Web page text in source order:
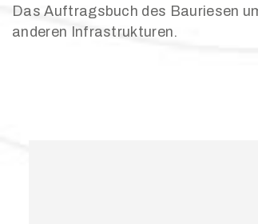
Das Auftragsbuch des Bauriesen
anderen Infrastrukturen.